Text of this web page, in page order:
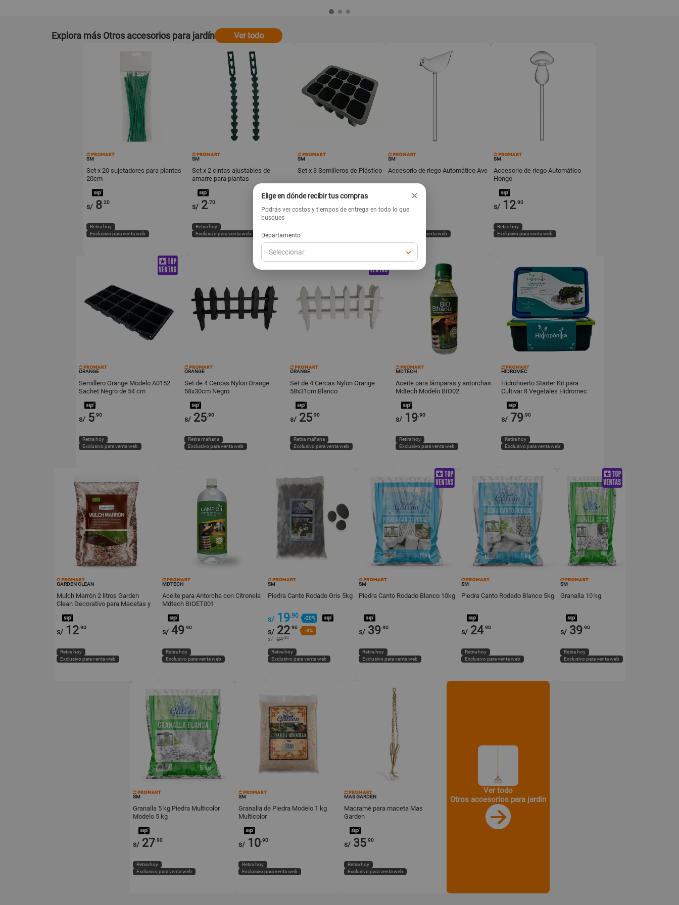
Explora más Otros accesorios para jardín Ver todo
SM
Set x 20 sujetadores para plantas
20cm
s/ 8.20
Retira hoy
Exclusivo para venta web
SM
Set x 2 cintas ajustables de
amarre para plantas
s/ 2.70
Retira hoy
Exclusivo para venta web
SM
Set x 3 Semilleros de Plástico
s/ 7
SM
Accesorio de riego Automático Ave
s/ 12
Exclusivo para venta web
SM
Accesorio de riego Automático
Hongo
s/ 12.90
Retira hoy
Exclusivo para venta web
ORANGE
Semillero Orange Modelo A0152
Sachet Negro de 54 cm
s/ 5.90
Retira hoy
Exclusivo para venta web
ORANGE
Set de 4 Cercas Nylon Orange
58x30cm Negro
s/ 25.90
Retira mañana
Exclusivo para venta web
ORANGE
Set de 4 Cercas Nylon Orange
58x31cm Blanco
s/ 25.90
Retira mañana
Exclusivo para venta web
MDTECH
Aceite para lámparas y antorchas
Mdtech Modelo BIO02
s/ 19.90
Retira hoy
Exclusivo para venta web
HIDROMEC
Hidrohuerto Starter Kit para
Cultivar 8 Vegetales Hidromec
s/ 79.90
Retira hoy
Exclusivo para venta web
GARDEN CLEAN
Mulch Marrón 2 litros Garden
Clean Decorativo para Macetas y
s/ 12.90
Retira hoy
Exclusivo para venta web
MDTECH
Aceite para Antorcha con Citronela
Mdtech BIOET001
s/ 49.90
Retira hoy
Exclusivo para venta web
SM
Piedra Canto Rodado Gris 5kg
s/ 19.90 -20%
s/ 22.90
-8%
s/ 24.90
Retira hoy
Exclusivo para venta web
SM
Piedra Canto Rodado Blanco 10kg
s/ 39.90
Retira hoy
Exclusivo para venta web
SM
Piedra Canto Rodado Blanco 5kg
s/ 24.90
Retira hoy
Exclusivo para venta web
SM
Granalla 10 kg
s/ 39.90
Retira hoy
Exclusivo para venta web
SM
Granalla 5 kg Piedra Multicolor
Modelo 5 kg
s/ 27.90
Retira hoy
Exclusivo para venta web
SM
Granalla de Piedra Modelo 1 kg
Multicolor
s/ 10.90
Retira hoy
Exclusivo para venta web
MAS GARDEN
Macramé para maceta Mas
Garden
s/ 35.90
Retira hoy
Exclusivo para venta web
Ver todo
Otros accesorios para jardín
Elige en dónde recibir tus compras ×
Podrás ver costos y tiempos de entrega en todo lo que
busques
Departamento
Seleccionar